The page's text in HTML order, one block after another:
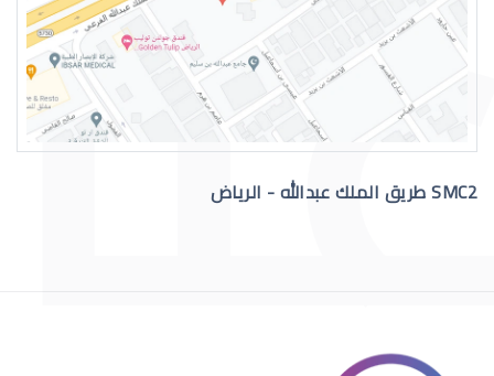
العدسات اللاصقة الطبية الصلبة
SMC2 طريق الملك عبدالله - الرياض